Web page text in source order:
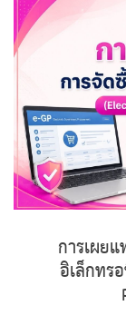
การเผย
อิเล็กท